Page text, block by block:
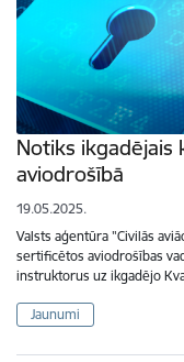
Notiks ikgadējais
aviodrošībā
19.05.2025.
Valsts aģentūra "Civilās
sertificētos aviodrošības
instruktorus uz ikgadējo
Jaunumi